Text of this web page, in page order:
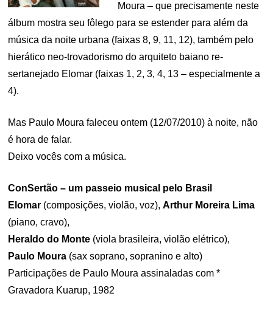
Moura – que precisamente neste
álbum mostra seu fôlego para se estender para além da
música da noite urbana (faixas 8, 9, 11, 12), também pelo
hierático neo-trovadorismo do arquiteto baiano re-
sertanejado Elomar (faixas 1, 2, 3, 4, 13 – especialmente a
4).
Mas Paulo Moura faleceu ontem (12/07/2010) à noite, não
é hora de falar.
Deixo vocês com a música.
ConSertão – um passeio musical pelo Brasil
Elomar (composições, violão, voz),Arthur Moreira Lima
(piano, cravo),
Heraldo do Monte (viola brasileira, violão elétrico),
Paulo Moura (sax soprano, sopranino e alto)
Participações de Paulo Moura assinaladas com *
Gravadora Kuarup, 1982